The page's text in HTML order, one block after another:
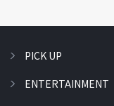
PICK UP
ENTERTAINMENT